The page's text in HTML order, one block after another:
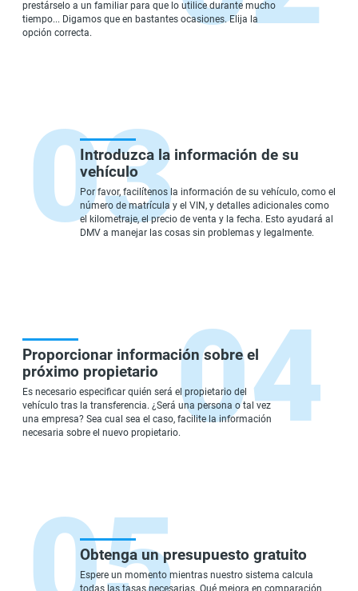
prestárselo a un familiar para que lo utilice durante mucho
tiempo... Digamos que en bastantes ocasiones. Elija la
opción correcta.
Introduzca la información de su
vehículo
Por favor, facilítenos la información de su vehículo, como el
número de matrícula y el VIN, y detalles adicionales como
el kilometraje, el precio de venta y la fecha. Esto ayudará al
DMV a manejar las cosas sin problemas y legalmente.
Proporcionar información sobre el
próximo propietario
Es necesario especificar quién será el propietario del
vehículo tras la transferencia. ¿Será una persona o tal vez
una empresa? Sea cual sea el caso, facilite la información
necesaria sobre el nuevo propietario.
Obtenga un presupuesto gratuito
Espere un momento mientras nuestro sistema calcula
todas las tasas necesarias. Qué mejora en comparación